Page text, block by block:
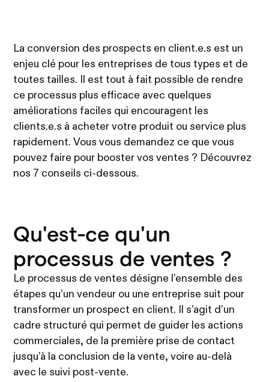
La conversion des prospects en client.e.s est un
enjeu clé pour les entreprises de tous types et de
toutes tailles. Il est tout à fait possible de rendre
ce processus plus efficace avec quelques
améliorations faciles qui encouragent les
clients.e.s à acheter votre produit ou service plus
rapidement. Vous vous demandez ce que vous
pouvez faire pour booster vos ventes ? Découvrez
nos 7 conseils ci-dessous.
Qu'est-ce qu'un
processus de ventes ?
Le processus de ventes désigne l’ensemble des
étapes qu’un vendeur ou une entreprise suit pour
transformer un prospect en client. Il s’agit d’un
cadre structuré qui permet de guider les actions
commerciales, de la première prise de contact
jusqu’à la conclusion de la vente, voire au-delà
avec le suivi post-vente.